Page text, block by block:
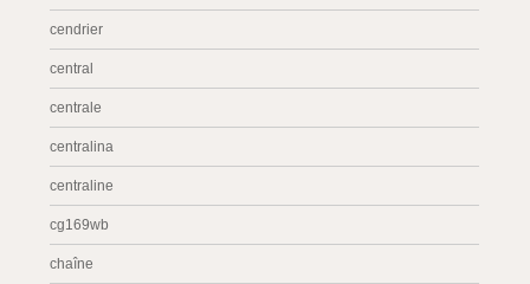
cendrier
central
centrale
centralina
centraline
cg169wb
chaîne